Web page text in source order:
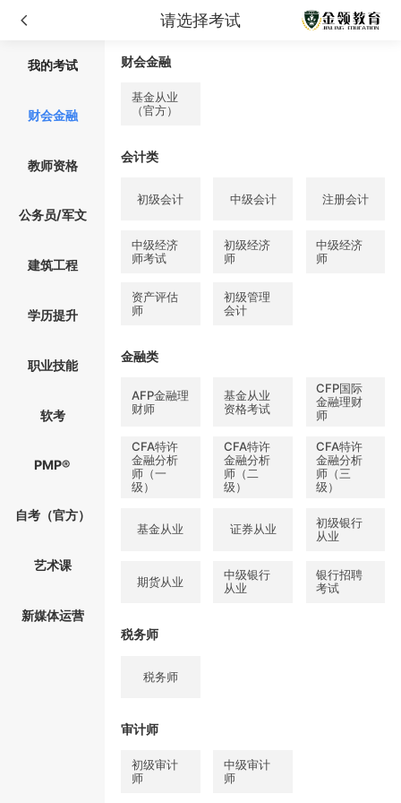
请选择考试
我的考试
财会金融
教师资格
公务员/军文
建筑工程
学历提升
职业技能
软考
PMP®
自考（官方）
艺术课
新媒体运营
财会金融
基金从业
（官方）
会计类
初级会计 中级会计 注册会计
中级经济
师考试
初级经济
师
中级经济
师
资产评估
师
初级管理
会计
金融类
AFP金融理
财师
基金从业
资格考试
CFP国际
金融理财
师
CFA特许
金融分析
师（一
级）
CFA特许
金融分析
师（二
级）
CFA特许
金融分析
师（三
级）
基金从业 证券从业
初级银行
从业
期货从业
中级银行
从业
银行招聘
考试
税务师
税务师
审计师
初级审计
师
中级审计
师